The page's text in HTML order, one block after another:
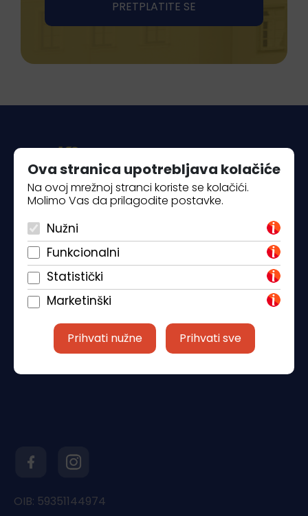
Ova stranica upotrebljava kolačiće
Na ovoj mrežnoj stranci koriste se kolačići.
Molimo Vas da prilagodite postavke.
Nužni
Funkcionalni
Statistički
Marketinški
Prihvati nužne Prihvati sve
Piantade 41, 52440 Poreč
+385 98 184 4015
info@klickandbook.com
OIB: 59351144974